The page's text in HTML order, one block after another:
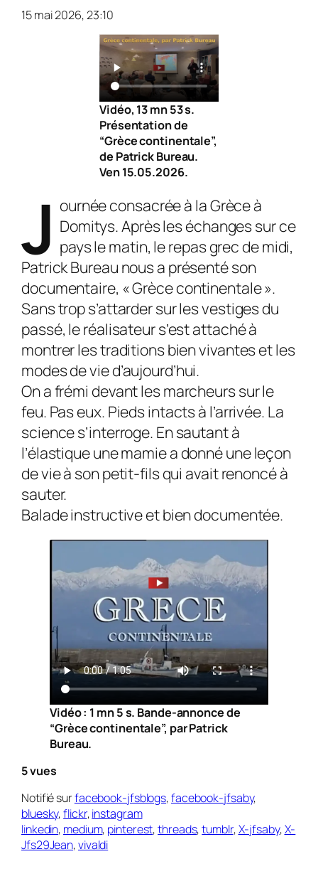
15 mai 2026, 23:10
Vidéo, 13 mn 53 s.
Présentation de
“Grèce continentale”,
de Patrick Bureau.
Ven 15.05.2026.
J ournée consacrée à la Grèce à
Domitys. Après les échanges sur ce
pays le matin, le repas grec de midi,
Patrick Bureau nous a présenté son
documentaire, « Grèce continentale ».
Sans trop s’attarder sur les vestiges du
passé, le réalisateur s’est attaché à
montrer les traditions bien vivantes et les
modes de vie d’aujourd’hui.
On a frémi devant les marcheurs sur le
feu. Pas eux. Pieds intacts à l’arrivée. La
science s’interroge. En sautant à
l’élastique une mamie a donné une leçon
de vie à son petit-fils qui avait renoncé à
sauter.
Balade instructive et bien documentée.
Vidéo : 1 mn 5 s. Bande-annonce de
“Grèce continentale”, par Patrick
Bureau.
5 vues
Notifié surfacebook-jfsblogs,facebook-jfsaby,
bluesky,flickr,instagram
linkedin, medium, pinterest,threads,tumblr,X-jfsaby,X-
Jfs29Jean,vivaldi